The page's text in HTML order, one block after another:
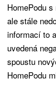
HomePodu
ale stále
informací to
uvedená
spoustu
HomePodu